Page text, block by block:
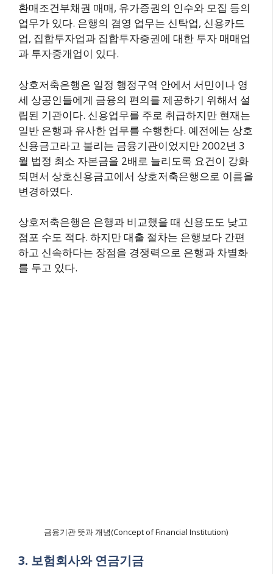
환매조건부채권 매매, 유가증권의 인수와 모집 등의
업무가 있다. 은행의 겸영 업무는 신탁업, 신용카드
업, 집합투자업과 집합투자증권에 대한 투자 매매업
과 투자중개업이 있다.
상호저축은행은 일정 행정구역 안에서 서민이나 영
세 상공인들에게 금융의 편의를 제공하기 위해서 설
립된 기관이다. 신용업무를 주로 취급하지만 현재는
일반 은행과 유사한 업무를 수행한다. 예전에는 상호
신용금고라고 불리는 금융기관이었지만 2002년 3
월 법정 최소 자본금을 2배로 늘리도록 요건이 강화
되면서 상호신용금고에서 상호저축은행으로 이름을
변경하였다.
상호저축은행은 은행과 비교했을 때 신용도도 낮고
점포 수도 적다. 하지만 대출 절차는 은행보다 간편
하고 신속하다는 장점을 경쟁력으로 은행과 차별화
를 두고 있다.
금융기관 뜻과 개념(Concept of Financial Institution)
3. 보험회사와 연금기금